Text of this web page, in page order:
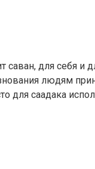
саван, для себя и
людям
для саадака